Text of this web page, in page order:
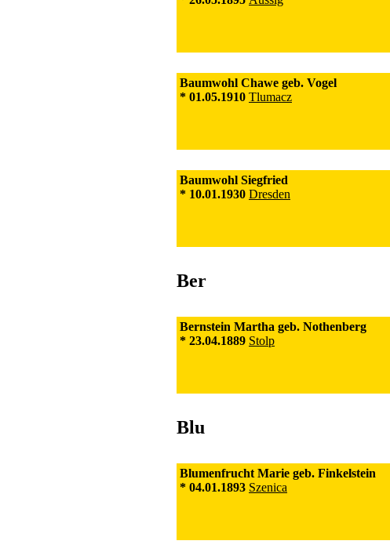
Baumwohl Chawe geb. Vogel
* 01.05.1910 Tlumacz
Baumwohl Siegfried
* 10.01.1930 Dresden
Ber
Bernstein Martha geb. Nothenberg
* 23.04.1889 Stolp
Blu
Blumenfrucht Marie geb. Finkelstein
* 04.01.1893 Szenica